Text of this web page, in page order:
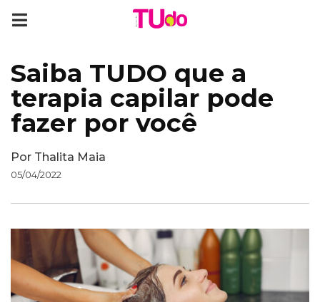
Saiba TUDO que a
terapia capilar pode
fazer por você
Por Thalita Maia
05/04/2022